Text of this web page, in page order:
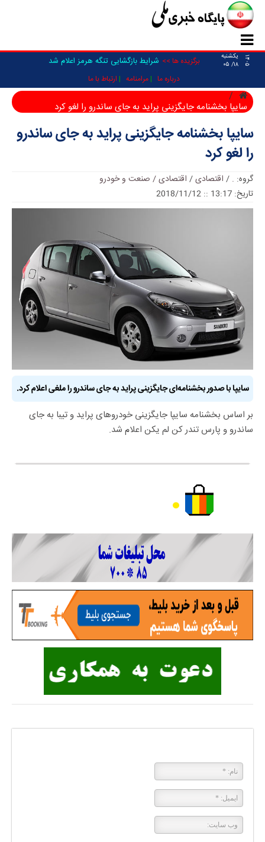
۱۴۰۵
یکشنبه
۱۸/ ۰۵
برگزیده ها >> شرایط بازگشایی تنگه هرمز اعلام شد
درباره ما مرامنامه ارتباط با ما
سایپا بخشنامه جایگزینی پراید به جای ساندرو را لغو کرد
سایپا بخشنامه جایگزینی پراید به جای ساندرو
را لغو کرد
گروه: .
/ اقتصادی/ اقتصادی / صنعت و خودرو
تاریخ: 13:17 :: 2018/11/12
سایپا با صدور بخشنامه‌ای جایگزینی پراید به جای ساندرو را ملغی اعلام کرد.
بر اساس بخشنامه سایپا جایگزینی خودروهای پراید و تیبا به جای
ساندرو و پارس تندر کن لم یکن اعلام شد.